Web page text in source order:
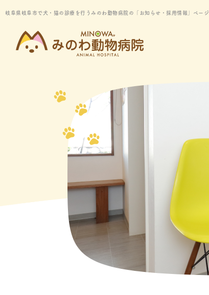
岐阜県岐阜市で犬・猫の診療を行うみのわ動物病院の「お知らせ・採用情報」ページ